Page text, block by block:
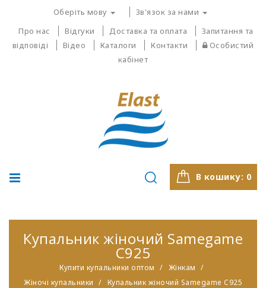
Оберіть мову
Зв'язок за нами
Про нас
Відгуки Доставка та оплата
Запитання та
відповіді
Відео Каталоги Контакти
Особистий
кабінет
В кошику: 0
Купальник жіночий Samegame
C925
Купити купальники оптом
Жінкам
Жіночі купальники
Купальник жіночий Samegame C925